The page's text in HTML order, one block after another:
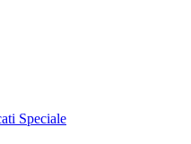
Speciale